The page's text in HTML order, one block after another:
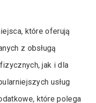
które oferują
z obsługą
jak i dla
usług
które polega